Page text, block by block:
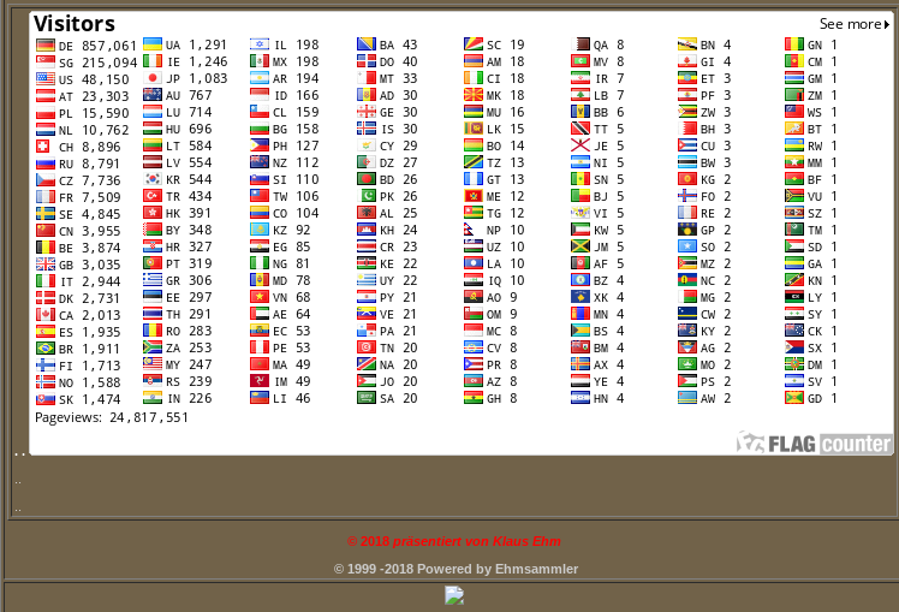
. .
© 2018 präsentiert von Klaus Ehm
© 1999 -2018 Powered by Ehmsammler